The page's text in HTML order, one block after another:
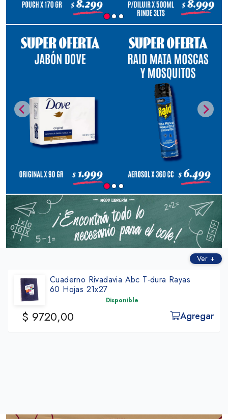
Ver +
Agregar
Cuad Rivadavia Cuadros 1x1cm Azul
98 Hojas 19x23cm
$ 12.770,00